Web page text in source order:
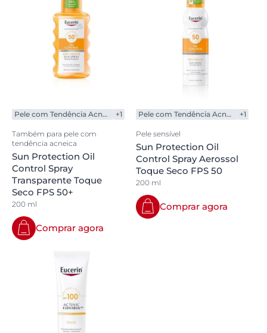
Pele com Tendência Acneica +1
Também para pele com
tendência acneica
Sun Protection Oil
Control Spray
Transparente Toque
Seco FPS 50+
200 ml
Comprar agora
Pele com Tendência Acneica +1
Pele sensível
Sun Protection Oil
Control Spray Aerossol
Toque Seco FPS 50
200 ml
Comprar agora